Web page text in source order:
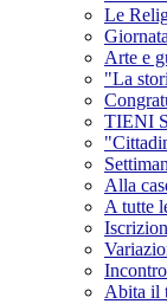
Le
Arte e
"La
TIENI
Alla
A tutte
Abita il